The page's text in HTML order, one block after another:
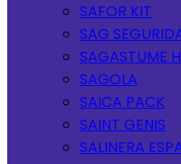
SAFOR KIT
SAG
SAGASTUME
SAGOLA
SAICA PACK
SAINT GENIS
SALINERA